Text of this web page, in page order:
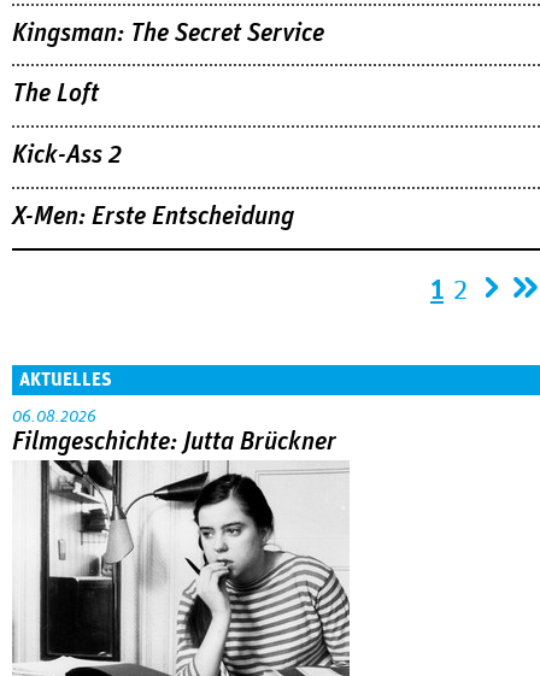
Kingsman: The Secret Service
The Loft
Kick-Ass 2
X-Men: Erste Entscheidung
1 2
AKTUELLES
06.08.2026
Filmgeschichte: Jutta Brückner